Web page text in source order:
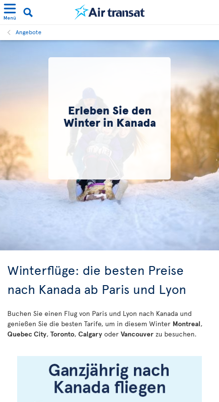
Menü
Angebote
Erleben Sie den
Winter in Kanada
Winterflüge: die besten Preise
nach Kanada ab Paris und Lyon
Buchen Sie einen Flug von Paris und Lyon nach Kanada und
genießen Sie die besten Tarife, um in diesem Winter Montreal,
Quebec City, Toronto, Calgary oder Vancouver zu besuchen.